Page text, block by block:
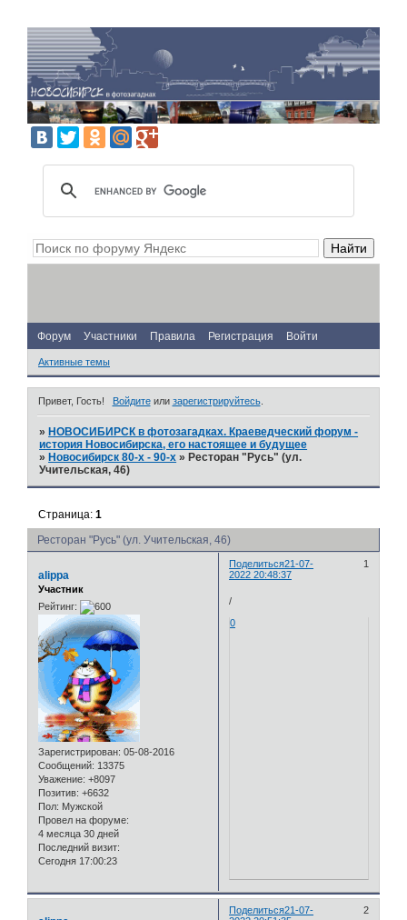
Форум Участники Правила Регистрация Войти
Активные темы
Привет, Гость! Войдитеили зарегистрируйтесь.
» НОВОСИБИРСК в фотозагадках. Краеведческий форум -
история Новосибирска, его настоящее и будущее
» Новосибирск 80-х - 90-х » Ресторан "Русь" (ул.
Учительская, 46)
Ресторан "Русь" (ул. Учительская, 46)
Страница:1
Поделиться 1
21-07-
2022 20:48:37
alippa
Участник
Рейтинг:
Зарегистрирован: 05-08-2016
Сообщений: 13375
Уважение: +8097
Позитив: +6632
Пол: Мужской
Провел на форуме:
4 месяца 30 дней
Последний визит:
Сегодня 17:00:23
/
0
Поделиться 2
21-07-